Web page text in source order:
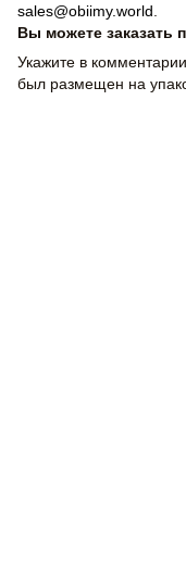
sales@obiimy.world
Вы можете заказать
Укажите в
был размещен на